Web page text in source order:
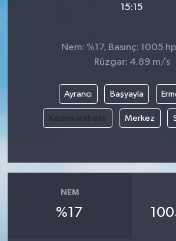
15:15
Nem: %17, Basınç: 1005
Rüzgar: 4.89 m/s
Ayrancı Başyayla
Kazımkarabekir Merkez
NEM
%17